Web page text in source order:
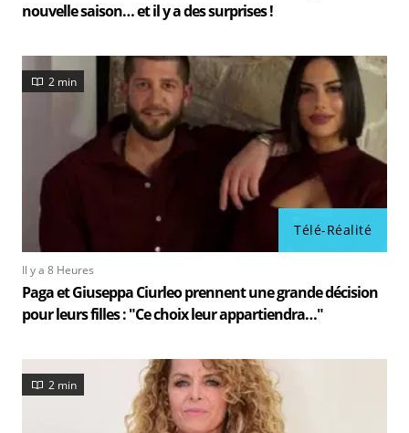
nouvelle saison… et il y a des surprises !
Télé-Réalité
2 min
Il y a 8 Heures
Paga et Giuseppa Ciurleo prennent une grande décision
pour leurs filles : "Ce choix leur appartiendra…"
2 min